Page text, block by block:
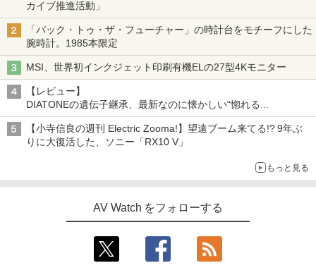
カイブ推進活動」
「バック・トゥ・ザ・フューチャー」の時計台をモチーフにした
腕時計。1985本限定
MSI、世界初インクジェット印刷有機ELの27型4Kモニター
【レビュー】
DIATONEの遺伝子継承、最新なのに懐かしい“惚れる
音”Tecnologia e Cuore「DS-TC52B」を聴く
【小寺信良の週刊 Electric Zooma!】望遠ブーム来てる!? 9年ぶ
りに大復活した、ソニー「RX10 V」
もっと見る
AV Watch をフォローする